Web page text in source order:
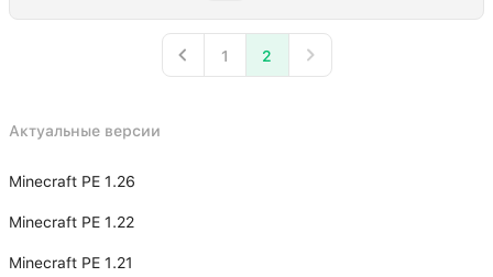
1 2
Актуальные версии
Minecraft PE 1.26
Minecraft PE 1.22
Minecraft PE 1.21